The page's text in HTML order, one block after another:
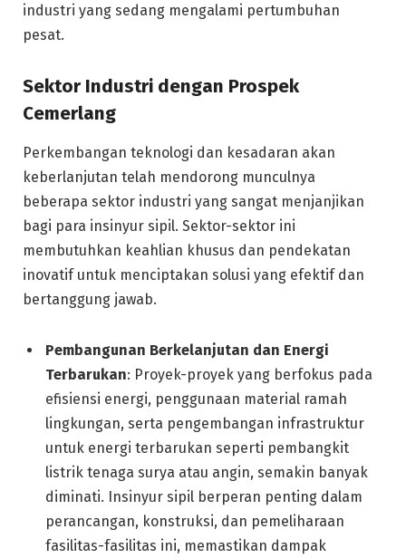
industri yang sedang mengalami pertumbuhan
pesat.
Sektor Industri dengan Prospek
Cemerlang
Perkembangan teknologi dan kesadaran akan
keberlanjutan telah mendorong munculnya
beberapa sektor industri yang sangat menjanjikan
bagi para insinyur sipil. Sektor-sektor ini
membutuhkan keahlian khusus dan pendekatan
inovatif untuk menciptakan solusi yang efektif dan
bertanggung jawab.
Pembangunan Berkelanjutan dan Energi
Terbarukan: Proyek-proyek yang berfokus pada
efisiensi energi, penggunaan material ramah
lingkungan, serta pengembangan infrastruktur
untuk energi terbarukan seperti pembangkit
listrik tenaga surya atau angin, semakin banyak
diminati. Insinyur sipil berperan penting dalam
perancangan, konstruksi, dan pemeliharaan
fasilitas-fasilitas ini, memastikan dampak